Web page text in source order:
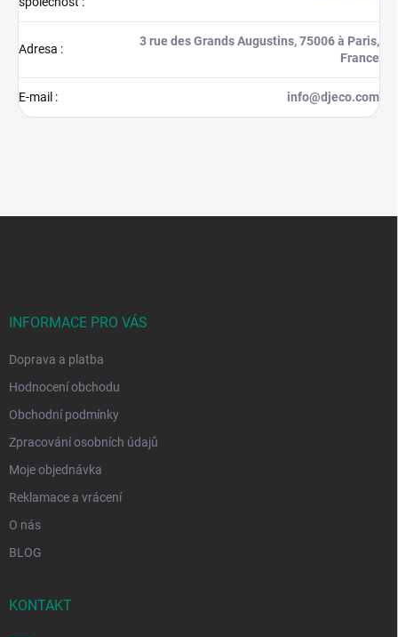
Adresa :
3 rue des Grands Augustins, 75006 à Paris,
France
E-mail : info@djeco.com
INFORMACE PRO VÁS
Doprava a platba
Hodnocení obchodu
Obchodní podmínky
Zpracování osobních údajů
Moje objednávka
Reklamace a vrácení
O nás
BLOG
KONTAKT